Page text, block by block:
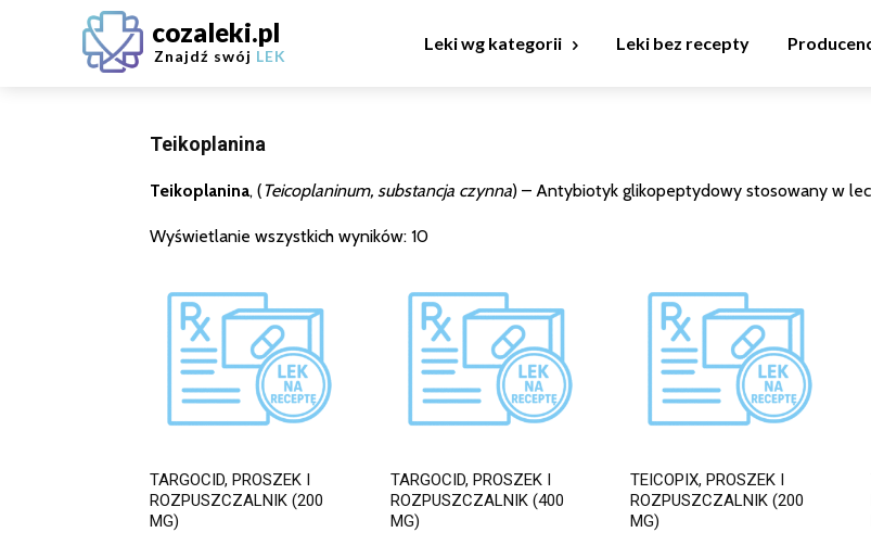
cozaleki.pl
Znajdź swój LEK
Leki wg kategorii Leki bez recepty
Teikoplanina
Teikoplanina, (Teicoplaninum, substancja czynna) – Antybiotyk glikopeptydowy stosowany w
Wyświetlanie wszystkich wyników: 10
TARGOCID, PROSZEK I
ROZPUSZCZALNIK (200
MG)
TARGOCID, PROSZEK I
ROZPUSZCZALNIK (400
MG)
TEICOPIX, PROSZEK I
ROZPUSZCZALNIK (200
MG)